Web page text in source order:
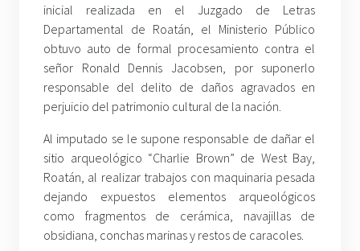
inicial realizada en el Juzgado de Letras
Departamental de Roatán, el Ministerio Público
obtuvo auto de formal procesamiento contra el
señor Ronald Dennis Jacobsen, por suponerlo
responsable del delito de daños agravados en
perjuicio del patrimonio cultural de la nación.
Al imputado se le supone responsable de dañar el
sitio arqueológico “Charlie Brown” de West Bay,
Roatán, al realizar trabajos con maquinaria pesada
dejando expuestos elementos arqueológicos
como fragmentos de cerámica, navajillas de
obsidiana, conchas marinas y restos de caracoles.